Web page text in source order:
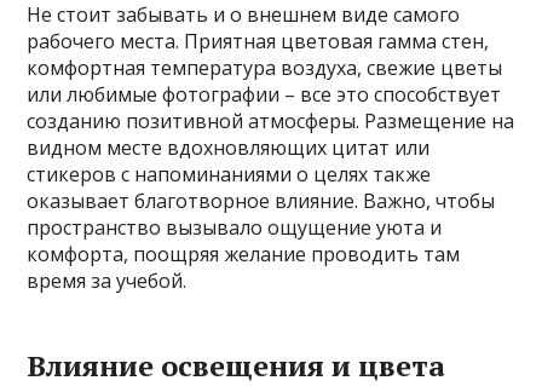
Не стоит забывать и о внешнем виде самого
рабочего места. Приятная цветовая гамма стен,
комфортная температура воздуха, свежие цветы
или любимые фотографии – все это способствует
созданию позитивной атмосферы. Размещение на
видном месте вдохновляющих цитат или
стикеров с напоминаниями о целях также
оказывает благотворное влияние. Важно, чтобы
пространство вызывало ощущение уюта и
комфорта, поощряя желание проводить там
время за учебой.
Влияние освещения и цвета